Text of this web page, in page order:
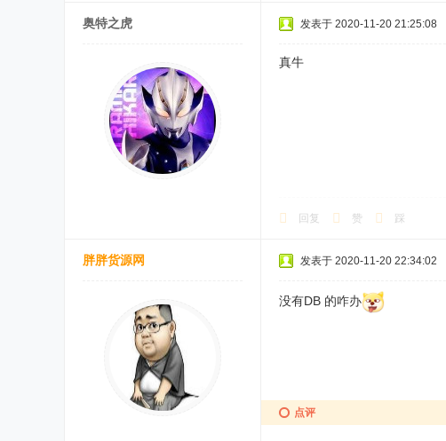
奥特之虎 发表于 2020-11-20 21:25:08
真牛
回复 赞 踩
胖胖货源网 发表于 2020-11-20 22:34:02
没有DB 的咋办
点评